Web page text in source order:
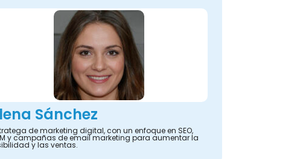
Sánchez
de marketing digital, con un enfoque en SEO,
y campañas de email marketing para aumentar la
y las ventas.